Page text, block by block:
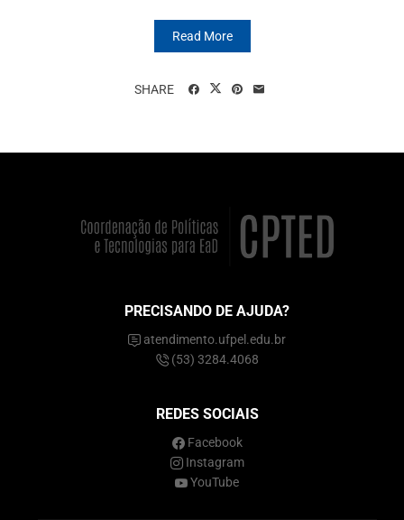
Read More
SHARE
PRECISANDO DE AJUDA?
atendimento.ufpel.edu.br
(53) 3284.4068
REDES SOCIAIS
Facebook
Instagram
YouTube